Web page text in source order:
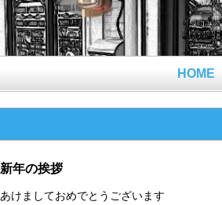
HOME
新年の挨拶
あけましておめでとうございます